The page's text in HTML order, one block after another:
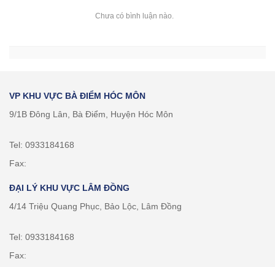
Chưa có bình luận nào.
VP KHU VỰC BÀ ĐIỂM HÓC MÔN
9/1B Đông Lân, Bà Điểm, Huyện Hóc Môn
Tel: 0933184168
Fax:
ĐẠI LÝ KHU VỰC LÂM ĐỒNG
4/14 Triệu Quang Phục, Bảo Lộc, Lâm Đồng
Tel: 0933184168
Fax: